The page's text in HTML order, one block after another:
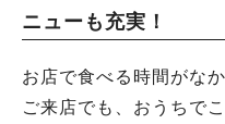
ニューも充実！
お店で食べる時間がな
ご来店でも、おうちで